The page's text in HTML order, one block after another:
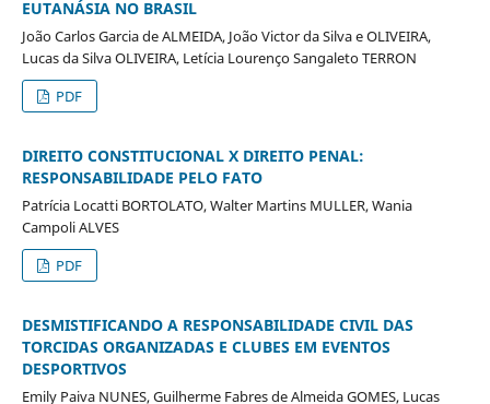
EUTANÁSIA NO BRASIL
João Carlos Garcia de ALMEIDA, João Victor da Silva e OLIVEIRA,
Lucas da Silva OLIVEIRA, Letícia Lourenço Sangaleto TERRON
PDF
DIREITO CONSTITUCIONAL X DIREITO PENAL:
RESPONSABILIDADE PELO FATO
Patrícia Locatti BORTOLATO, Walter Martins MULLER, Wania
Campoli ALVES
PDF
DESMISTIFICANDO A RESPONSABILIDADE CIVIL DAS
TORCIDAS ORGANIZADAS E CLUBES EM EVENTOS
DESPORTIVOS
Emily Paiva NUNES, Guilherme Fabres de Almeida GOMES, Lucas